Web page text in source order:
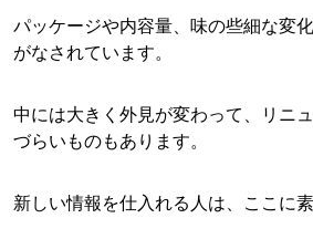
パッケージや内容量、味の些細な変
がなされています。
中には大きく外見が変わって、リニ
づらいものもあります。
新しい情報を仕入れる人は、ここに